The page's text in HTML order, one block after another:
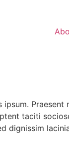
taciti
dignissim